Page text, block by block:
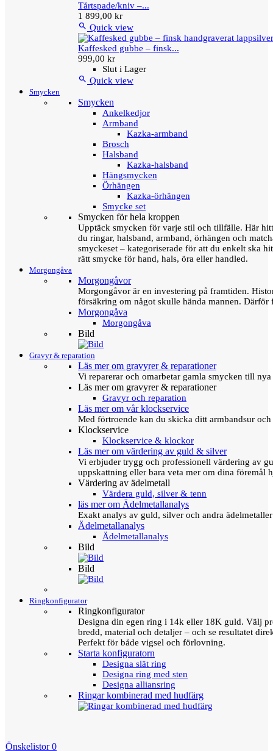
Tårtspade/kniv –...
1 899,00 kr
 Quick view
Kaffesked gubbe – finsk...
999,00 kr
Slut i Lager
 Quick view
Smycken
Smycken
Ankelkedjor
Armband
Kazka-armband
Brosch
Halsband
Kazka-halsband
Hängsmycken
Örhängen
Kazka-örhängen
Smycke set
Smycken för hela kroppen
Upptäck smycken för varje stil och tillfälle. Här
du ringar, halsband, armband, örhängen och
smyckeset – kategoriserade för att du enkelt ska
rätt smycke för hand, hals, öra eller handled.
Morgongåva
Morgongåvor
Morgongåvor är en investering på framtiden.
försäkring om något skulle hända mannen.
Morgongåva
Morgongåva
Bild
Gravyr & reparation
Läs mer om gravyrer & reparationer
Vi reparerar och omarbetar gamla smycken till
Läs mer om gravyrer & reparationer
Gravyr och reparation
Läs mer om vår klockservice
Med förtroende kan du skicka ditt armbandsur
Klockservice
Klockservice & klockor
Läs mer om värdering av guld & silver
Vi erbjuder trygg och professionell värdering av
uppskattning eller bara veta mer om dina föremål
Värdering av ädelmetall
Värdera guld, silver & tenn
läs mer om Ädelmetallanalys
Exakt analys av guld, silver och andra
Ädelmetallanalys
Ädelmetallanalys
Bild
Bild
Ringkonfigurator
Ringkonfigurator
Designa din egen ring i 14k eller 18K guld. Välj
bredd, material och detaljer – och se resultatet
Perfekt för både vigsel och förlovning.
Starta konfiguratorn
Designa slät ring
Designa ring med sten
Designa alliansring
Ringar kombinerad med hudfärg
Önskelistor 0